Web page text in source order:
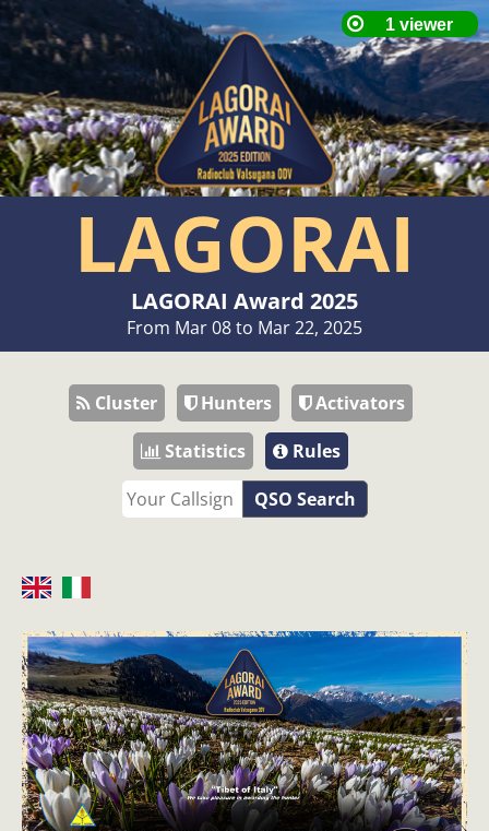
LAGORAI
LAGORAI Award 2025
From Mar 08 to Mar 22, 2025
Cluster Hunters
Activators
Statistics
Rules
QSO Search